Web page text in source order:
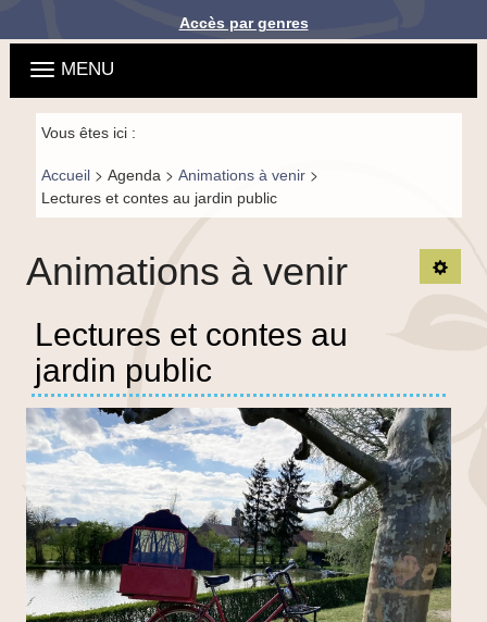
site
Accès par genres
Menu
principal
Ouvrir
la
navigation
Fil de
navigation-
FR
Vous êtes ici :
Accueil > Agenda > Animations à venir >
Lectures et contes au jardin public
Animations à venir
Lectures et contes au
jardin public